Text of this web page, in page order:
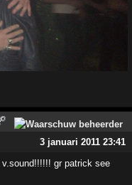
3 januari 2011 23:41
v.sound!!!!!! gr patrick see